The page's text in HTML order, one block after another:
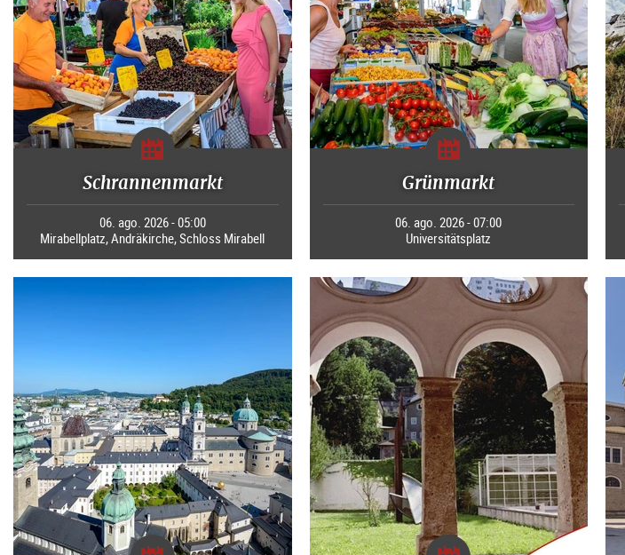
Schrannenmarkt
06. ago. 2026 - 05:00
Mirabellplatz, Andräkirche, Schloss Mirabell
Grünmarkt
06. ago. 2026 - 07:00
Universitätsplatz